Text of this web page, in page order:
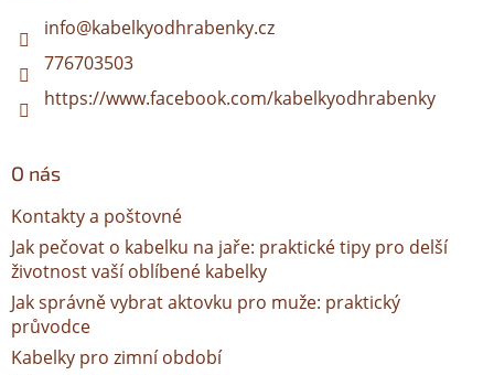
info@kabelkyodhrabenky.cz
776703503
https://www.facebook.com/kabelkyodhrabenky
O nás
Kontakty a poštovné
Jak pečovat o kabelku na jaře: praktické tipy pro delší
životnost vaší oblíbené kabelky
Jak správně vybrat aktovku pro muže: praktický
průvodce
Kabelky pro zimní období